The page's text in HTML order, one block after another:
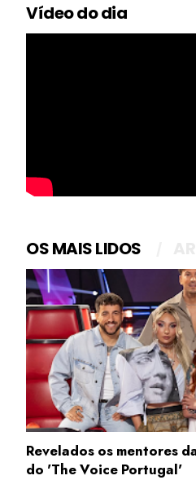
Vídeo do dia
OS MAIS LIDOS
Revelados os mentores
do 'The Voice Portugal'